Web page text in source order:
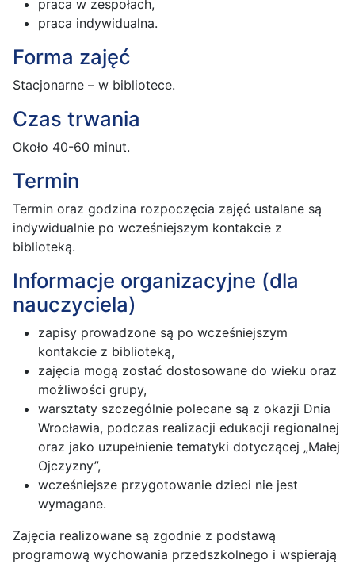
praca w zespołach,
praca indywidualna.
Forma zajęć
Stacjonarne – w bibliotece.
Czas trwania
Około 40-60 minut.
Termin
Termin oraz godzina rozpoczęcia zajęć ustalane są
indywidualnie po wcześniejszym kontakcie z
biblioteką.
Informacje organizacyjne (dla
nauczyciela)
zapisy prowadzone są po wcześniejszym
kontakcie z biblioteką,
zajęcia mogą zostać dostosowane do wieku oraz
możliwości grupy,
warsztaty szczególnie polecane są z okazji Dnia
Wrocławia, podczas realizacji edukacji regionalnej
oraz jako uzupełnienie tematyki dotyczącej „Małej
Ojczyzny”,
wcześniejsze przygotowanie dzieci nie jest
wymagane.
Zajęcia realizowane są zgodnie z podstawą
programową wychowania przedszkolnego i wspierają